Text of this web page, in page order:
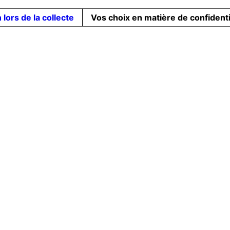
lors de la collecte Vos choix en matière de